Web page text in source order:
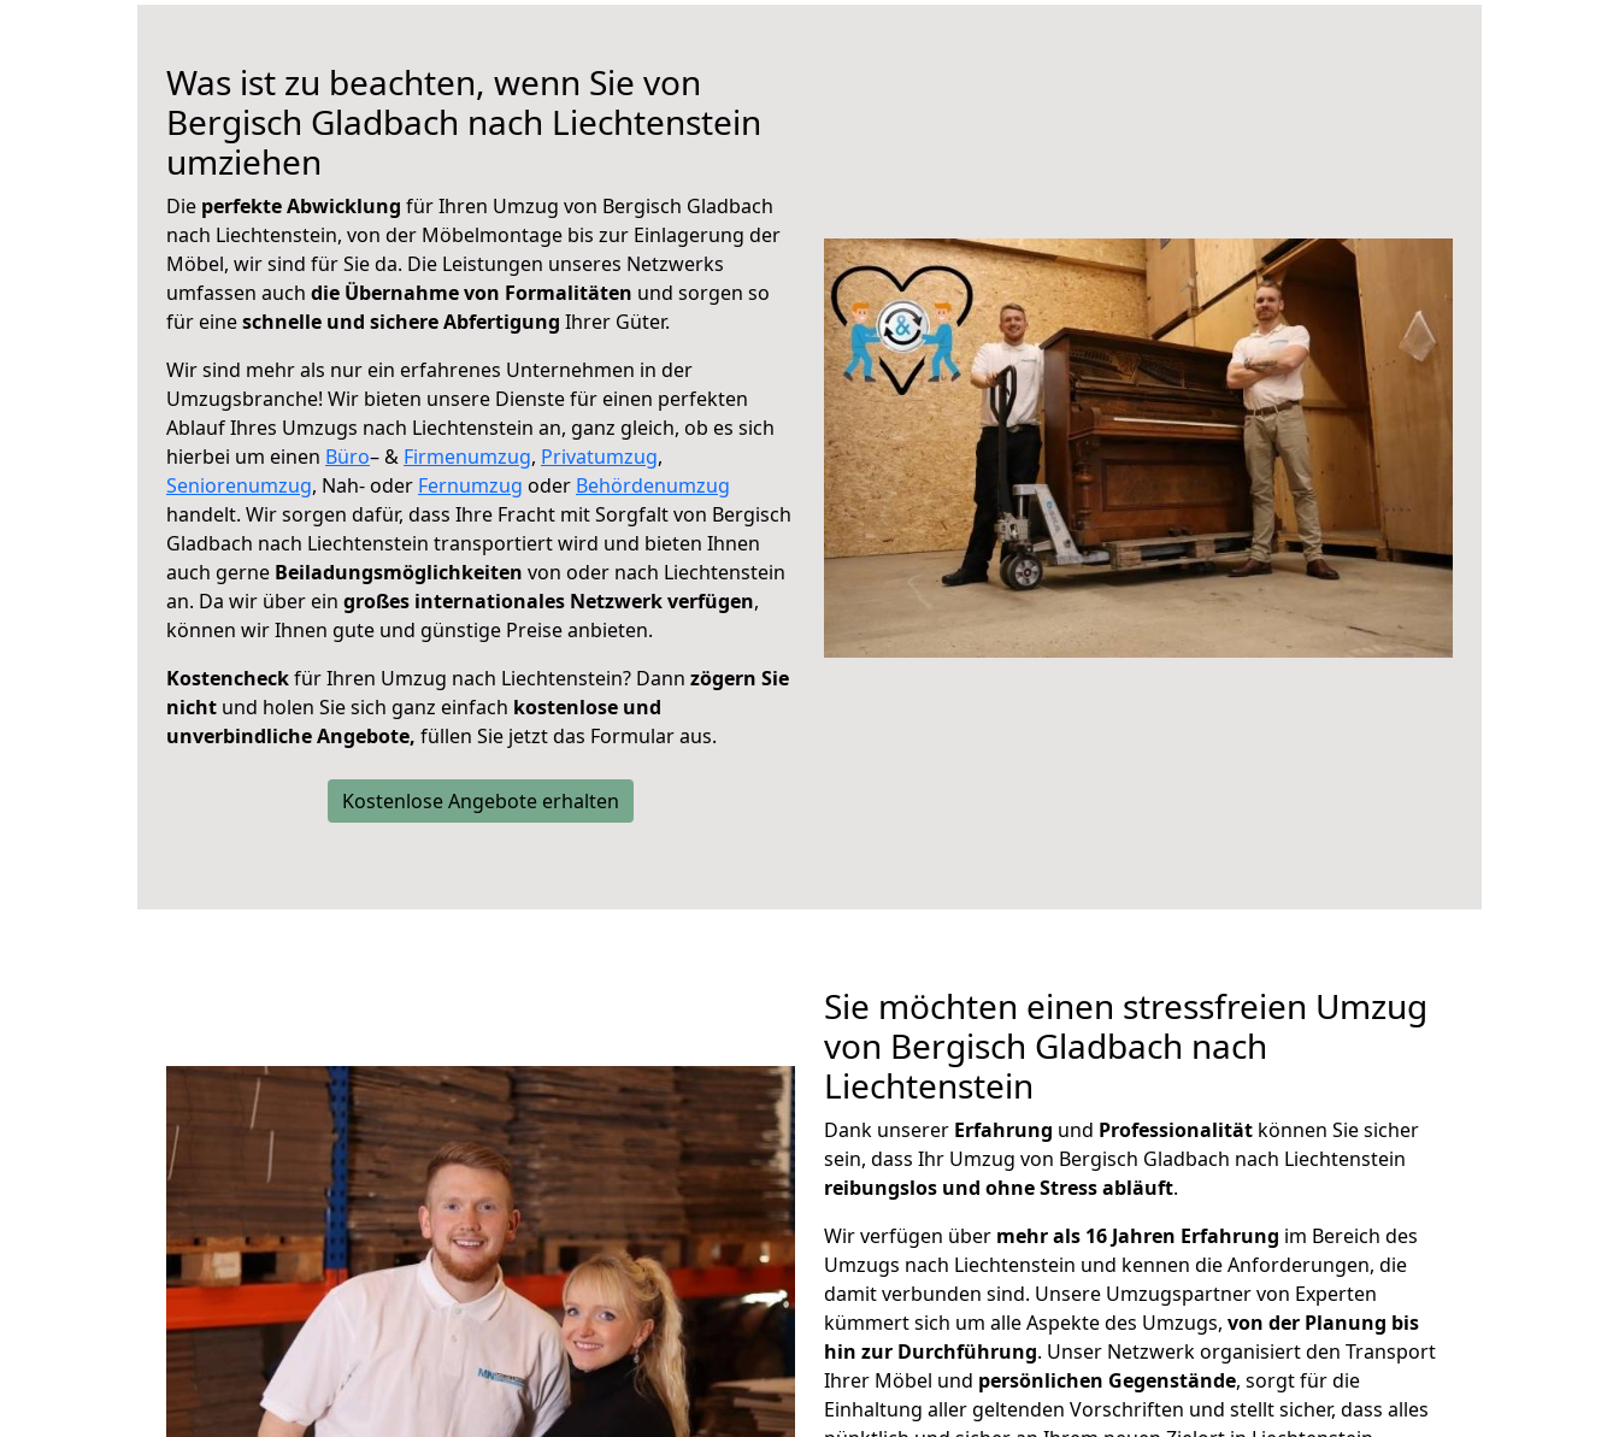
Was ist zu beachten, wenn Sie von
Bergisch Gladbach nach Liechtenstein
umziehen
Die perfekte Abwicklung für Ihren Umzug von Bergisch Gladbach
nach Liechtenstein, von der Möbelmontage bis zur Einlagerung der
Möbel, wir sind für Sie da. Die Leistungen unseres Netzwerks
umfassen auch die Übernahme von Formalitäten und sorgen so
für eineschnelle und sichere Abfertigung Ihrer Güter.
Wir sind mehr als nur ein erfahrenes Unternehmen in der
Umzugsbranche! Wir bieten unsere Dienste für einen perfekten
Ablauf Ihres Umzugs nach Liechtenstein an, ganz gleich, ob es sich
hierbei um einen Büro– & Firmenumzug, Privatumzug,
Seniorenumzug, Nah- oder Fernumzug oder Behördenumzug
handelt. Wir sorgen dafür, dass Ihre Fracht mit Sorgfalt von Bergisch
Gladbach nach Liechtenstein transportiert wird und bieten Ihnen
auch gerne Beiladungsmöglichkeiten von oder nach Liechtenstein
an. Da wir über ein großes internationales Netzwerk verfügen,
können wir Ihnen gute und günstige Preise anbieten.
Kostencheckfür Ihren Umzug nach Liechtenstein? Dann zögern Sie
nicht und holen Sie sich ganz einfach kostenlose und
unverbindliche Angebote, füllen Sie jetzt das Formular aus.
Kostenlose Angebote erhalten
Sie möchten einen stressfreien Umzug
von Bergisch Gladbach nach
Liechtenstein
Dank unserer Erfahrung und Professionalität können Sie sicher
sein, dass Ihr Umzug von Bergisch Gladbach nach Liechtenstein
reibungslos und ohne Stress abläuft.
Wir verfügen über mehr als 16 Jahren Erfahrung im Bereich des
Umzugs nach Liechtenstein und kennen die Anforderungen, die
damit verbunden sind. Unsere Umzugspartner von Experten
kümmert sich um alle Aspekte des Umzugs, von der Planung bis
hin zur Durchführung. Unser Netzwerk organisiert den Transport
Ihrer Möbel und persönlichen Gegenstände, sorgt für die
Einhaltung aller geltenden Vorschriften und stellt sicher, dass alles